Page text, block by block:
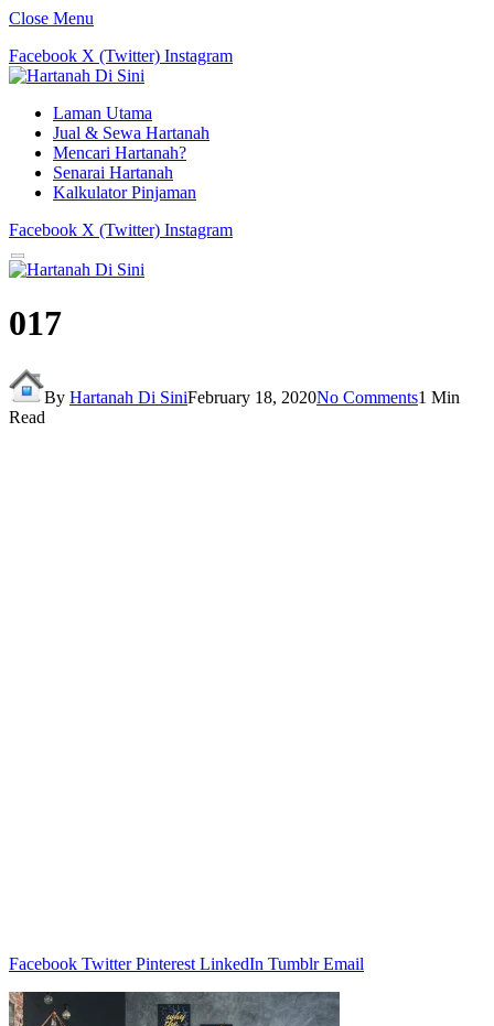
Close Menu
Facebook X (Twitter) Instagram
Laman Utama
Jual & Sewa Hartanah
Mencari Hartanah?
Senarai Hartanah
Kalkulator Pinjaman
Facebook X (Twitter) Instagram
017
By Hartanah Di SiniFebruary 18, 2020No Comments1 Min
Read
Facebook Twitter Pinterest LinkedIn Tumblr Email